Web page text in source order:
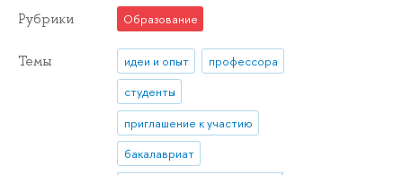
Рубрики Образование
Темы идеи и опыт
профессора
студенты
приглашение к участию
бакалавриат